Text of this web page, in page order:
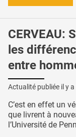
CERVEAU:
les
entre
Actualité publiée il y a
C’est en effet un
que livrent à
l’Université de